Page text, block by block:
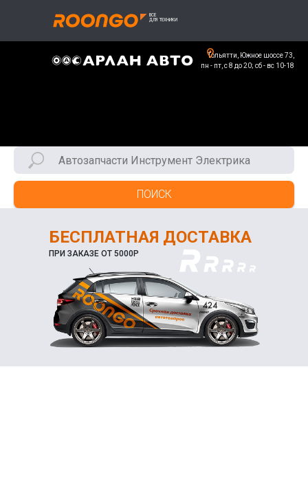
Тольятти, Южное шоссе 73,
пн - пт, с 8 до 20; сб - вс 10-18
ПОИСК
БЕСПЛАТНАЯ ДОСТАВКА
ПРИ ЗАКАЗЕ ОТ 5000Р